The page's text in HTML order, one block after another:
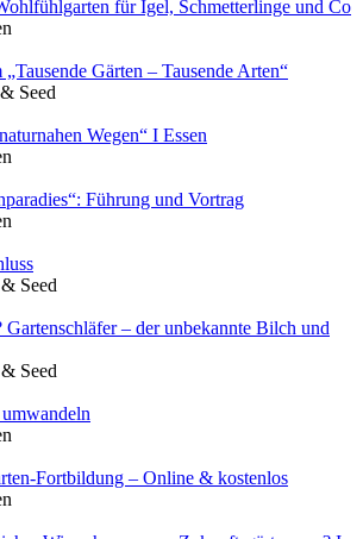
für Igel, Schmetterlinge und Co
Gärten – Tausende Arten“
Seed
Wegen“ I Essen
Führung und Vortrag
Seed
Gartenschläfer – der unbekannte Bilch und
Seed
Fortbildung – Online & kostenlos